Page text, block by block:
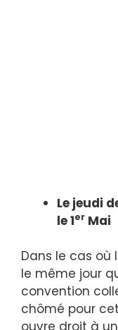
Le jeudi
le 1er Mai
Dans le cas où
le même jour
convention
chômé pour
ouvre droit à